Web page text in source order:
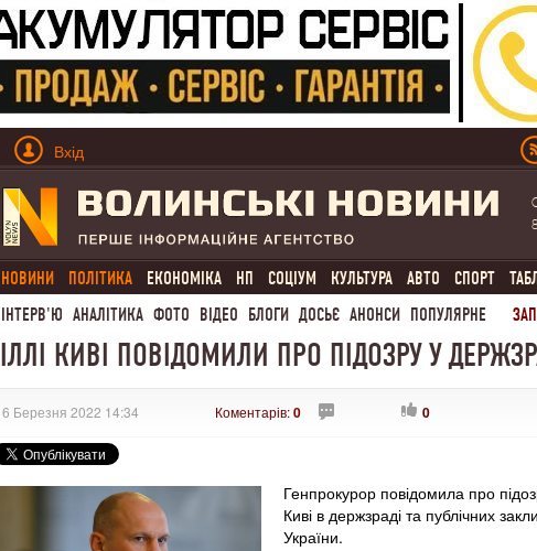
Вхід
НОВИНИ ПОЛІТИКА ЕКОНОМІКА НП СОЦІУМ КУЛЬТУРА АВТО СПОРТ
ІНТЕРВ'Ю АНАЛІТИКА ФОТО ВІДЕО БЛОГИ ДОСЬЄ АНОНСИ ПОПУЛЯРНЕ
ІЛЛІ КИВІ ПОВІДОМИЛИ ПРО ПІДОЗРУ У
6 Березня 2022 14:34 Коментарів:0 0
Генпрокурор повідомила про
Киві в держзраді та публічних
України.